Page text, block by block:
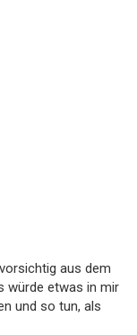
aus dem
würde etwas in mir
und so tun, als